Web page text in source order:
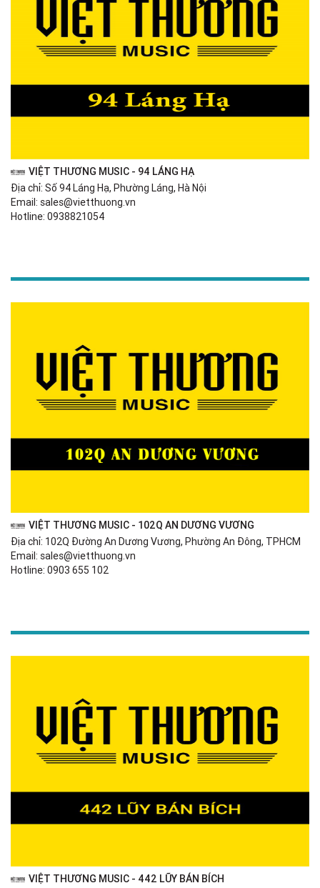
VIỆT THƯƠNG MUSIC - 94 LÁNG HẠ
Địa chỉ: Số 94 Láng Hạ, Phường Láng, Hà Nội
Email: sales@vietthuong.vn
Hotline: 0938821054
VIỆT THƯƠNG MUSIC - 102Q AN DƯƠNG VƯƠNG
Địa chỉ: 102Q Đường An Dương Vương, Phường An Đông, TPHCM
Email: sales@vietthuong.vn
Hotline: 0903 655 102
VIỆT THƯƠNG MUSIC - 442 LŨY BÁN BÍCH